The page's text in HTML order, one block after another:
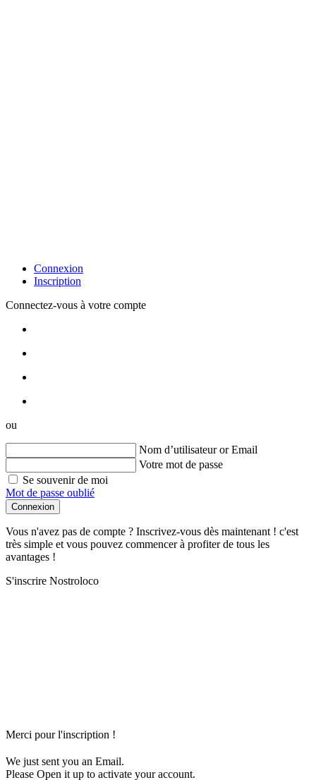
Connexion
Inscription
Connectez-vous à votre compte
ou
Nom d’utilisateur or Email
Votre mot de passe
Se souvenir de moi
Mot de passe oublié
Connexion
Vous n'avez pas de compte ? Inscrivez-vous dès maintenant ! c'est
très simple et vous pouvez commencer à profiter de tous les
avantages !
S'inscrire Nostroloco
Merci pour l'inscription !
We just sent you an Email.
Please Open it up to activate your account.